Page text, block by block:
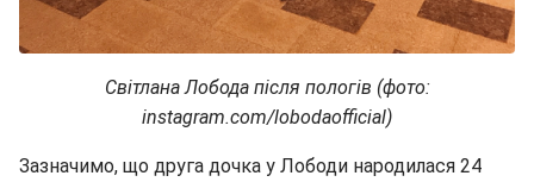
Світлана Лобода після пологів (фото:
instagram.com/lobodaofficial)
Зазначимо, що друга дочка у Лободи народилася 24